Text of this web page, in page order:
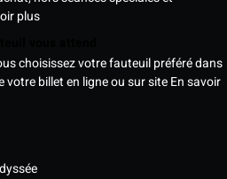
plus
choisissez votre fauteuil préféré dans
votre billet en ligne ou sur siteEn savoir